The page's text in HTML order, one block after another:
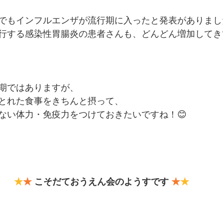
もインフルエンザが流行期に入ったと発表がありま
する感染性胃腸炎の患者さんも、どんどん増加して
ではありますが、
れた食事をきちんと摂って、
い体力・免疫力をつけておきたいですね！😊
★★ こそだておうえん会のようすです ★★